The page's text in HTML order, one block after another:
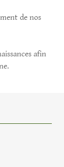
de nos
afin